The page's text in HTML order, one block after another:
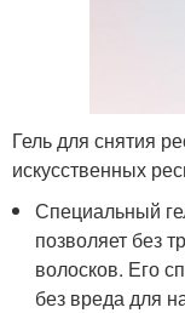
Гель для снятия
искусственных
Специальный
позволяет без
волосков. Его
без вреда для